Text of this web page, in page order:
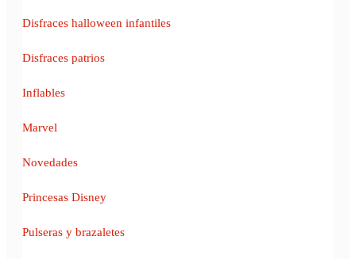
Disfraces halloween infantiles
Disfraces patrios
Inflables
Marvel
Novedades
Princesas Disney
Pulseras y brazaletes